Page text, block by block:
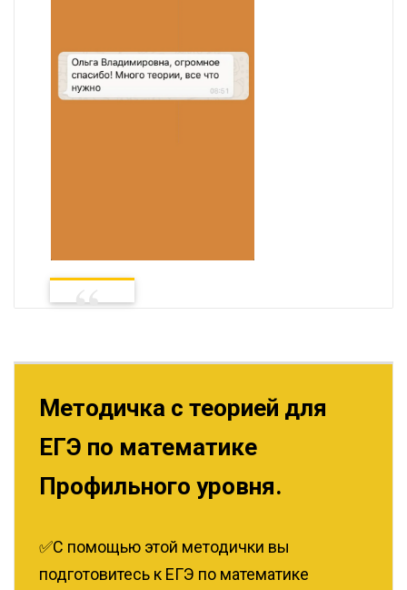
Методичка с теорией для
ЕГЭ по математике
Профильного уровня.
✅С помощью этой методички вы
подготовитесь к ЕГЭ по математике